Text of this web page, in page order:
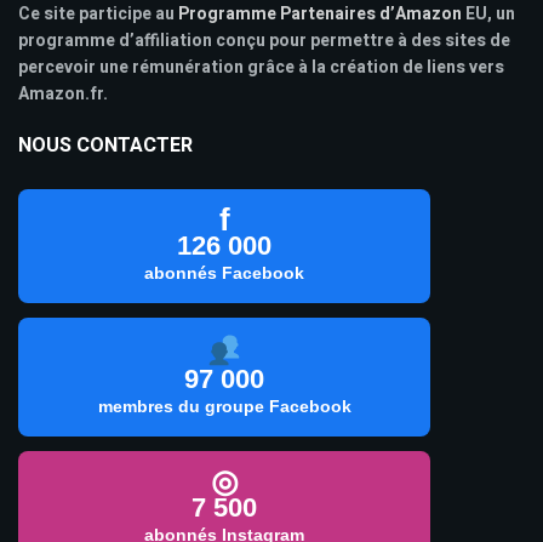
Ce site participe au Programme Partenaires d’Amazon EU, un
programme d’affiliation conçu pour permettre à des sites de
percevoir une rémunération grâce à la création de liens vers
Amazon.fr.
NOUS CONTACTER
f
126 000
abonnés Facebook
97 000
membres du groupe Facebook
◎
7 500
abonnés Instagram